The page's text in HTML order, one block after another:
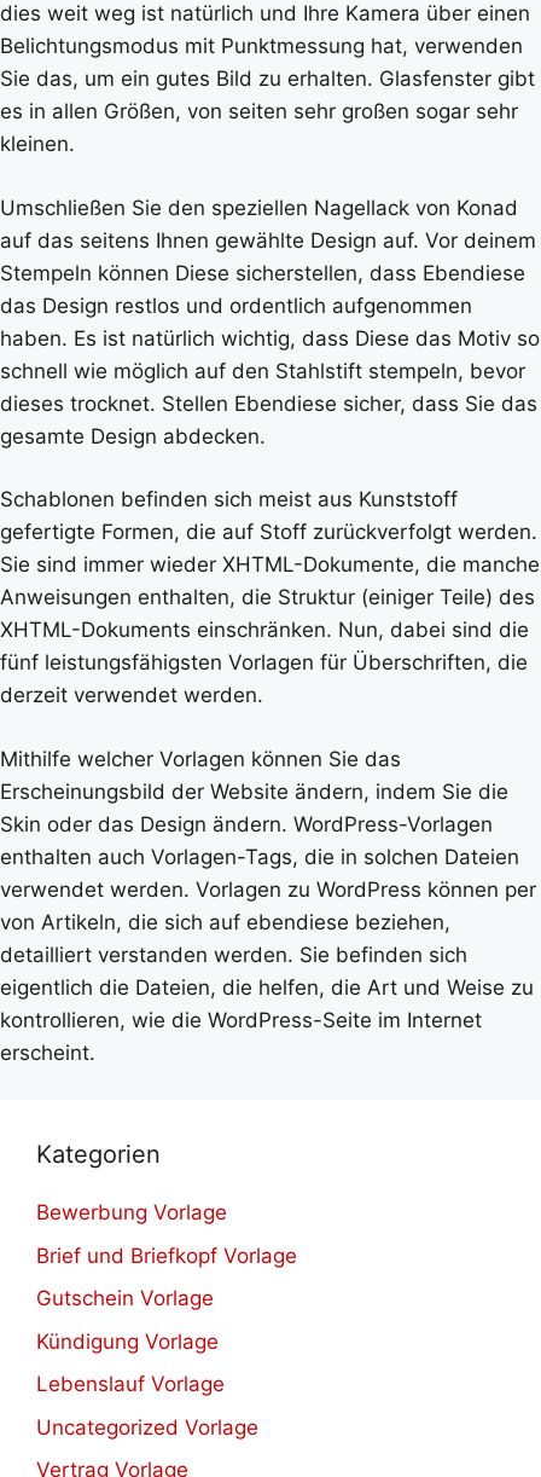
dies weit weg ist natürlich und Ihre Kamera über einen
Belichtungsmodus mit Punktmessung hat, verwenden
Sie das, um ein gutes Bild zu erhalten. Glasfenster gibt
es in allen Größen, von seiten sehr großen sogar sehr
kleinen.
Umschließen Sie den speziellen Nagellack von Konad
auf das seitens Ihnen gewählte Design auf. Vor deinem
Stempeln können Diese sicherstellen, dass Ebendiese
das Design restlos und ordentlich aufgenommen
haben. Es ist natürlich wichtig, dass Diese das Motiv so
schnell wie möglich auf den Stahlstift stempeln, bevor
dieses trocknet. Stellen Ebendiese sicher, dass Sie das
gesamte Design abdecken.
Schablonen befinden sich meist aus Kunststoff
gefertigte Formen, die auf Stoff zurückverfolgt werden.
Sie sind immer wieder XHTML-Dokumente, die manche
Anweisungen enthalten, die Struktur (einiger Teile) des
XHTML-Dokuments einschränken. Nun, dabei sind die
fünf leistungsfähigsten Vorlagen für Überschriften, die
derzeit verwendet werden.
Mithilfe welcher Vorlagen können Sie das
Erscheinungsbild der Website ändern, indem Sie die
Skin oder das Design ändern. WordPress-Vorlagen
enthalten auch Vorlagen-Tags, die in solchen Dateien
verwendet werden. Vorlagen zu WordPress können per
von Artikeln, die sich auf ebendiese beziehen,
detailliert verstanden werden. Sie befinden sich
eigentlich die Dateien, die helfen, die Art und Weise zu
kontrollieren, wie die WordPress-Seite im Internet
erscheint.
Kategorien
Bewerbung Vorlage
Brief und Briefkopf Vorlage
Gutschein Vorlage
Kündigung Vorlage
Lebenslauf Vorlage
Uncategorized Vorlage
Vertrag Vorlage